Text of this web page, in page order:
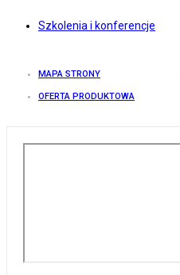
Szkolenia i konferencje
MAPA STRONY
OFERTA PRODUKTOWA